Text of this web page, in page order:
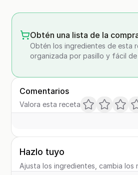
Obtén una lista de la
Obtén los ingredientes de esta
organizada por pasillo y fácil de
Comentarios
Valora esta receta
Hazlo tuyo
Ajusta los ingredientes, cambia